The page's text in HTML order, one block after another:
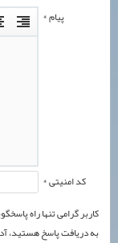
پیام *
کد امنیتی *
کاربر گرامی تنها راه
به دریافت پاسخ هستید،